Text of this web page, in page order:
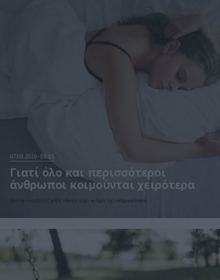
07.08.2026 06:05
Γιατί όλο και περισσότεροι
άνθρωποι κοιμούνται χειρότερα
Από την υπερβολική χρήση οθονών μέχρι το άγχος της καθημερινότητας